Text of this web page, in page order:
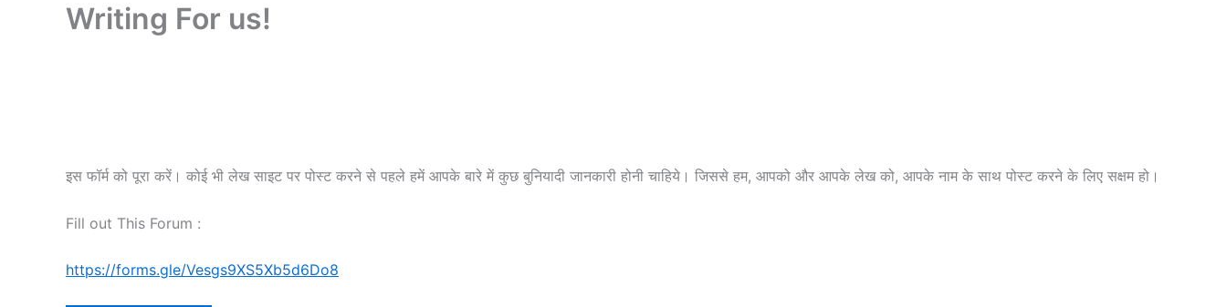
Writing For us!
इस फॉर्म को पूरा करें। कोई भी लेख साइट पर पोस्ट करने से पहले हमें आपके बारे में कुछ बुनियादी जानकारी होनी चाहिये। जिससे हम, आपको और आपके लेख को, आपके नाम के साथ पोस्ट करने के लिए सक्षम हो।
Fill out This Forum :
https://forms.gle/Vesgs9XS5Xb5d6Do8